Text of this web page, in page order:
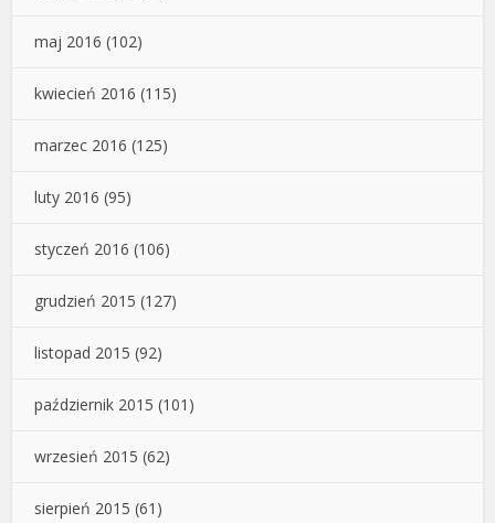
maj 2016 (102)
kwiecień 2016 (115)
marzec 2016 (125)
luty 2016 (95)
styczeń 2016 (106)
grudzień 2015 (127)
listopad 2015 (92)
październik 2015 (101)
wrzesień 2015 (62)
sierpień 2015 (61)